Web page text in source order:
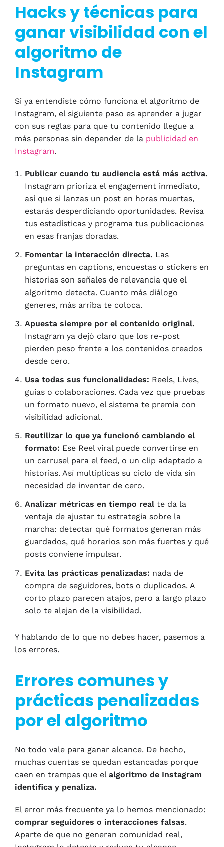
Hacks y técnicas para
ganar visibilidad con el
algoritmo de
Instagram
Si ya entendiste cómo funciona el algoritmo de
Instagram, el siguiente paso es aprender a jugar
con sus reglas para que tu contenido llegue a
más personas sin depender de la publicidad en
Instagram.
Publicar cuando tu audiencia está más activa.
Instagram prioriza el engagement inmediato,
así que si lanzas un post en horas muertas,
estarás desperdiciando oportunidades. Revisa
tus estadísticas y programa tus publicaciones
en esas franjas doradas.
Fomentar la interacción directa. Las
preguntas en captions, encuestas o stickers en
historias son señales de relevancia que el
algoritmo detecta. Cuanto más diálogo
generes, más arriba te coloca.
Apuesta siempre por el contenido original.
Instagram ya dejó claro que los re-post
pierden peso frente a los contenidos creados
desde cero.
Usa todas sus funcionalidades: Reels, Lives,
guías o colaboraciones. Cada vez que pruebas
un formato nuevo, el sistema te premia con
visibilidad adicional.
Reutilizar lo que ya funcionó cambiando el
formato: Ese Reel viral puede convertirse en
un carrusel para el feed, o un clip adaptado a
historias. Así multiplicas su ciclo de vida sin
necesidad de inventar de cero.
Analizar métricas en tiempo real te da la
ventaja de ajustar tu estrategia sobre la
marcha: detectar qué formatos generan más
guardados, qué horarios son más fuertes y qué
posts conviene impulsar.
Evita las prácticas penalizadas: nada de
compra de seguidores, bots o duplicados. A
corto plazo parecen atajos, pero a largo plazo
solo te alejan de la visibilidad.
Y hablando de lo que no debes hacer, pasemos a
los errores.
Errores comunes y
prácticas penalizadas
por el algoritmo
No todo vale para ganar alcance. De hecho,
muchas cuentas se quedan estancadas porque
caen en trampas que el algoritmo de Instagram
identifica y penaliza.
El error más frecuente ya lo hemos mencionado:
comprar seguidores o interacciones falsas.
Aparte de que no generan comunidad real,